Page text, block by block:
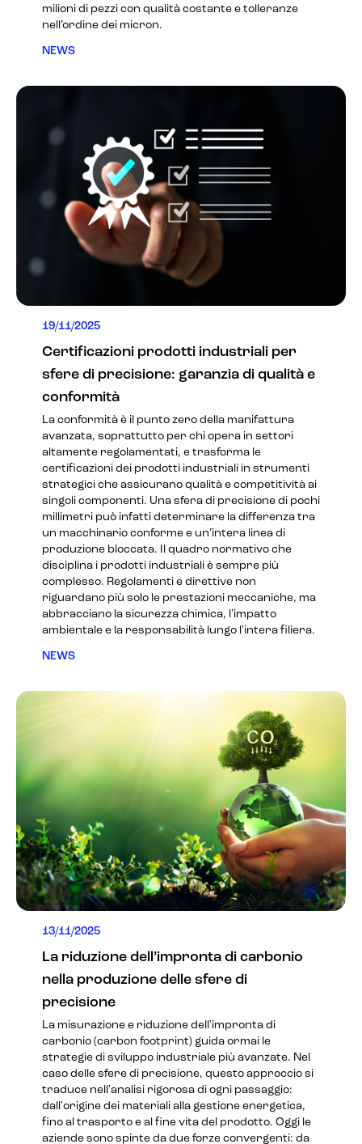
milioni di pezzi con qualità costante e tolleranze
nell’ordine dei micron.
NEWS
19/11/2025
Certificazioni prodotti industriali per
sfere di precisione: garanzia di qualità e
conformità
La conformità è il punto zero della manifattura
avanzata, soprattutto per chi opera in settori
altamente regolamentati, e trasforma le
certificazioni dei prodotti industriali in strumenti
strategici che assicurano qualità e competitività ai
singoli componenti. Una sfera di precisione di pochi
millimetri può infatti determinare la differenza tra
un macchinario conforme e un’intera linea di
produzione bloccata. Il quadro normativo che
disciplina i prodotti industriali è sempre più
complesso. Regolamenti e direttive non
riguardano più solo le prestazioni meccaniche, ma
abbracciano la sicurezza chimica, l'impatto
ambientale e la responsabilità lungo l'intera filiera.
NEWS
13/11/2025
La riduzione dell’impronta di carbonio
nella produzione delle sfere di
precisione
La misurazione e riduzione dell'impronta di
carbonio (carbon footprint) guida ormai le
strategie di sviluppo industriale più avanzate. Nel
caso delle sfere di precisione, questo approccio si
traduce nell'analisi rigorosa di ogni passaggio:
dall'origine dei materiali alla gestione energetica,
fino al trasporto e al fine vita del prodotto. Oggi le
aziende sono spinte da due forze convergenti: da